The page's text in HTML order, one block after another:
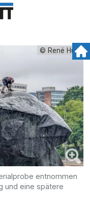
© René Hudl
entnommen
und eine spätere